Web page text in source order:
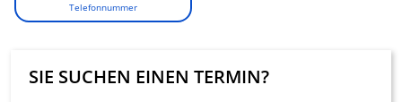
Telefonnummer
SIE SUCHEN EINEN TERMIN?